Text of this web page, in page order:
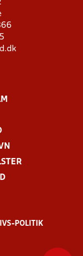
POLITIK